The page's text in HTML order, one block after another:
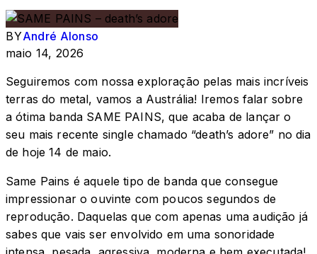
BYAndré Alonso
maio 14, 2026
Seguiremos com nossa exploração pelas mais incríveis
terras do metal, vamos a Austrália! Iremos falar sobre
a ótima banda SAME PAINS, que acaba de lançar o
seu mais recente single chamado “death’s adore” no dia
de hoje 14 de maio.
Same Pains é aquele tipo de banda que consegue
impressionar o ouvinte com poucos segundos de
reprodução. Daquelas que com apenas uma audição já
sabes que vais ser envolvido em uma sonoridade